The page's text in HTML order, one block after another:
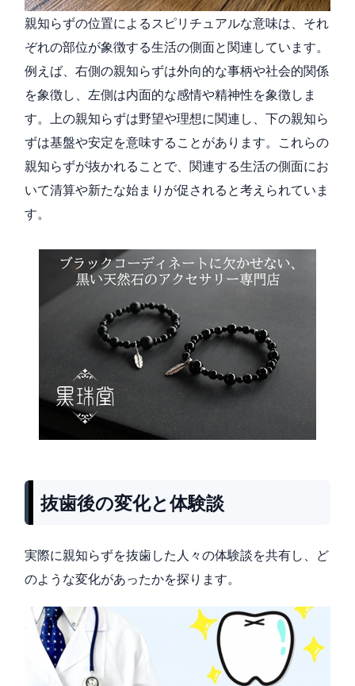
親知らずの位置によるスピリチュアルな意味は、それ
ぞれの部位が象徴する生活の側面と関連しています。
例えば、右側の親知らずは外向的な事柄や社会的関係
を象徴し、左側は内面的な感情や精神性を象徴しま
す。上の親知らずは野望や理想に関連し、下の親知ら
ずは基盤や安定を意味することがあります。これらの
親知らずが抜かれることで、関連する生活の側面にお
いて清算や新たな始まりが促されると考えられていま
す。
抜歯後の変化と体験談
実際に親知らずを抜歯した人々の体験談を共有し、ど
のような変化があったかを探ります。